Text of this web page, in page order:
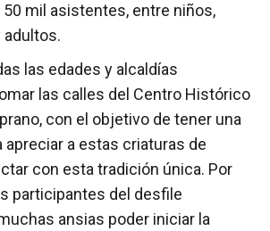
50 mil asistentes, entre niños,
adultos.
las edades y alcaldías
las calles del Centro Histórico
con el objetivo de tener una
apreciar a estas criaturas de
con esta tradición única. Por
participantes del desfile
ansias poder iniciar la